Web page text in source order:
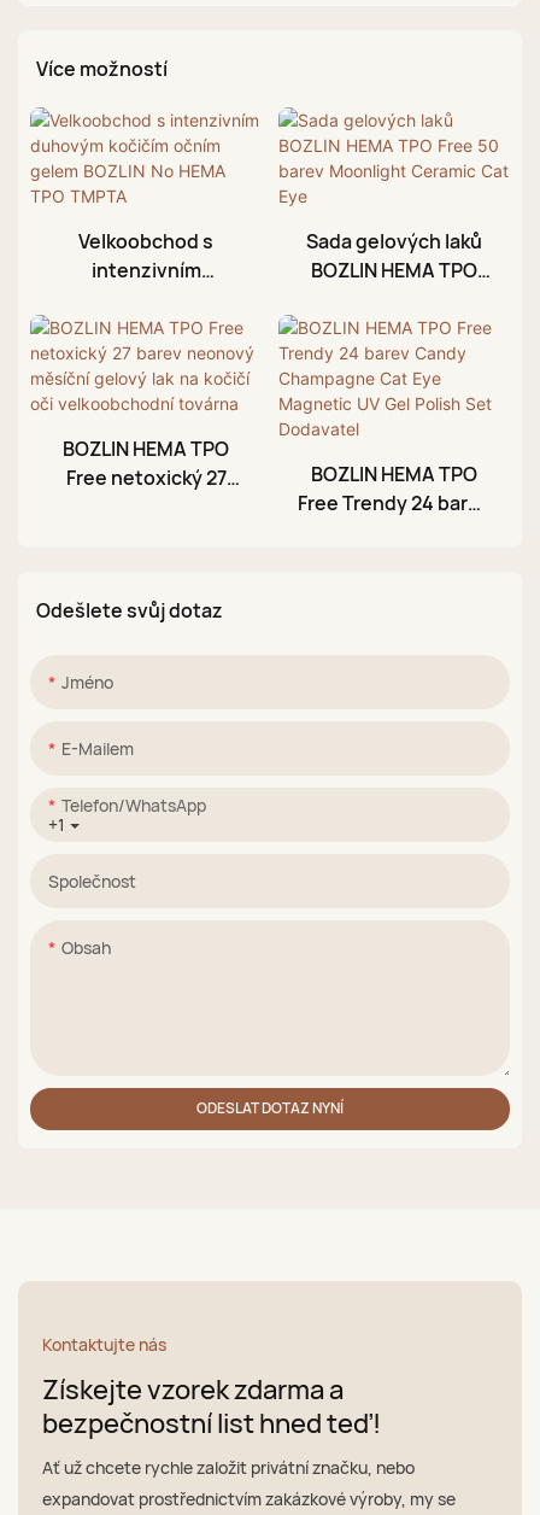
Více možností
Velkoobchod s
intenzivním
očním gelem BOZLIN
No HEMA TPO TMPTA
Sada gelových laků
BOZLIN HEMA TPO
Moonlight Ceramic
Cat Eye
BOZLIN HEMA TPO
Free netoxický 27
továrna
BOZLIN HEMA TPO
Free Trendy 24 barev
Odešlete svůj dotaz
Jméno
E-Mailem
+1
Telefon/WhatsApp
Společnost
Obsah
ODESLAT DOTAZ NYNÍ
Kontaktujte nás
Získejte vzorek zdarma a
bezpečnostní list hned teď!
Ať už chcete rychle založit privátní značku, nebo
expandovat prostřednictvím zakázkové výroby, my se